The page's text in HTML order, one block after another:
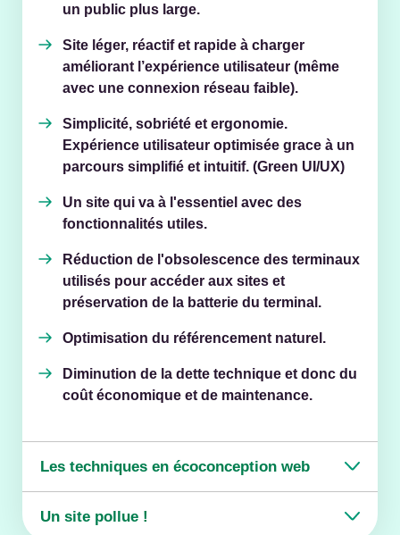
un public plus large.
Site léger, réactif et rapide à charger
améliorant l’expérience utilisateur (même
avec une connexion réseau faible).
Simplicité, sobriété et ergonomie.
Expérience utilisateur optimisée grace à un
parcours simplifié et intuitif. (Green UI/UX)
Un site qui va à l'essentiel avec des
fonctionnalités utiles.
Réduction de l'obsolescence des terminaux
utilisés pour accéder aux sites et
préservation de la batterie du terminal.
Optimisation du référencement naturel.
Diminution de la dette technique et donc du
coût économique et de maintenance.
Les techniques en écoconception web
Un site pollue !